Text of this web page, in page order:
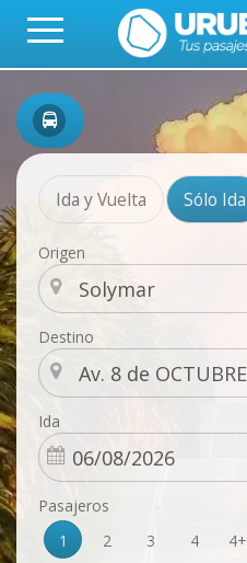
Ida y Vuelta Sólo Ida
Origen
Destino
Ida
Pasajeros
1
2 3 4 4+